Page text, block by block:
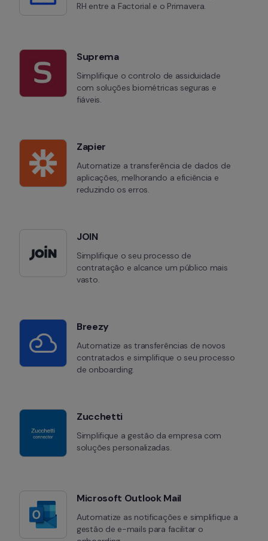
RH entre a Factorial e o Primavera.
Suprema
Simplifique o controlo de assiduidade
com soluções biométricas seguras e
fiáveis.
Zapier
Automatize a transferência de dados de
aplicações, melhorando a eficiência e
reduzindo os erros.
JOIN
Simplifique o seu processo de
contratação e alcance um público mais
vasto.
Breezy
Automatize as transferências de novos
contratados e simplifique o seu processo
de onboarding.
Zucchetti
Simplifique a gestão da empresa com
soluções personalizadas.
Microsoft Outlook Mail
Automatize as notificações e simplifique a
gestão de e-mails para facilitar o